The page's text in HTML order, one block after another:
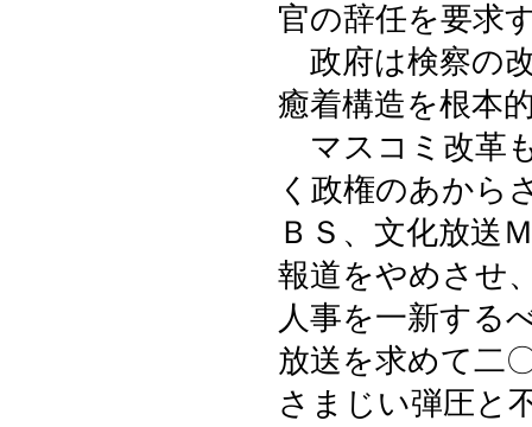
官の辞任を要求
政府は検察の
癒着構造を根本
マスコミ改革
く政権のあから
ＢＳ、文化放送
報道をやめさせ
人事を一新する
放送を求めて二
さまじい弾圧と